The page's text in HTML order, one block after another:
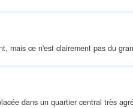
mais ce n'est clairement pas du
dans un quartier central très